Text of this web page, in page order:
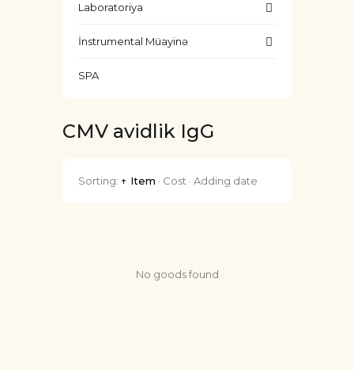
Laboratoriya
İnstrumental Müayinə
SPA
CMV avidlik IgG
Sorting: ↑ Item · Cost · Adding date
No goods found